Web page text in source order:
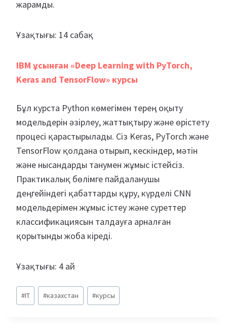
жарамды.
Ұзақтығы: 14 сабақ
IBM ұсынған «Deep Learning with PyTorch,
Keras and TensorFlow» курсы
Бұл курста Python көмегімен терең оқыту
модельдерін әзірлеу, жаттықтыру және өрістету
процесі қарастырылады. Сіз Keras, PyTorch және
TensorFlow қолдана отырып, кескіндер, мәтін
және нысандарды танумен жұмыс істейсіз.
Практикалық бөлімге пайдаланушы
деңгейіндегі қабаттарды құру, күрделі CNN
модельдерімен жұмыс істеу және суреттер
классификациясын талдауға арналған
қорытынды жоба кіреді.
Ұзақтығы: 4 ай
Метки
записи:
#IT #казахстан #курсы